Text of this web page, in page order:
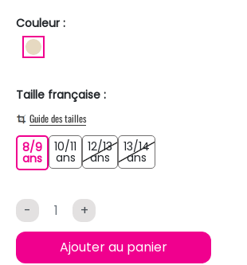
Couleur :
Taille française :
Guide des tailles
8/9
ans8/9 ans
10/11
ans10/11 ans
12/13
ans 12/13 ans
13/14
ans
- +
Ajouter au panier